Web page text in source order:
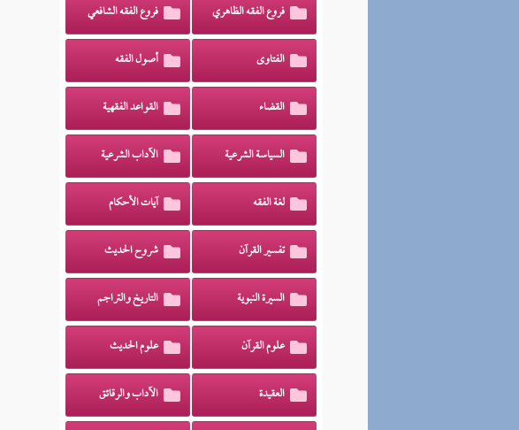
فروع الفقه الظاهري فروع الفقه الشافعي
الفتاوى أصول الفقه
القضاء القواعد الفقهية
السياسة الشرعية الآداب الشرعية
لغة الفقه آيات الأحكام
تفسير القرآن شروح الحديث
السيرة النبوية التاريخ والتراجم
علوم القرآن علوم الحديث
العقيدة الآداب والرقائق